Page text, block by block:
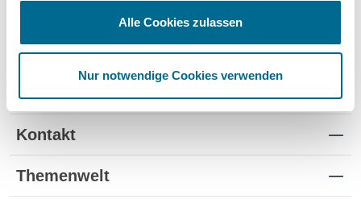
Alle Cookies zulassen
Nur notwendige Cookies verwenden
Standorte
Kontakt
Themenwelt